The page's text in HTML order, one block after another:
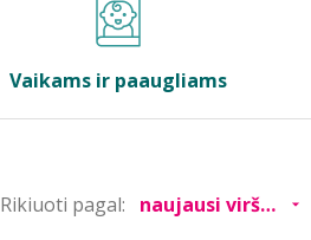
Vaikams ir paaugliams
Rikiuoti pagal: